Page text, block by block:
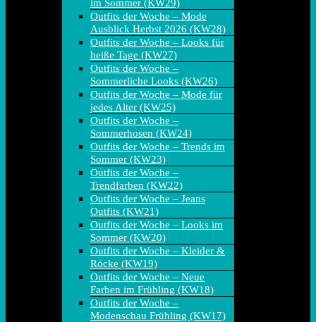
im Sommer (KW29)
Outfits der Woche – Mode
Ausblick Herbst 2026 (KW28)
Outfits der Woche – Looks für
heiße Tage (KW27)
Outfits der Woche –
Sommerliche Looks (KW26)
Outfits der Woche – Mode für
jedes Alter (KW25)
Outfits der Woche –
Sommerhosen (KW24)
Outfits der Woche – Trends im
Sommer (KW23)
Outfits der Woche –
Trendfarben (KW22)
Outfits der Woche – Jeans
Outfits (KW21)
Outfits der Woche – Looks im
Sommer (KW20)
Outfits der Woche – Kleider &
Röcke (KW19)
Outfits der Woche – Neue
Farben im Frühling (KW18)
Outfits der Woche –
Modenschau Frühling (KW17)